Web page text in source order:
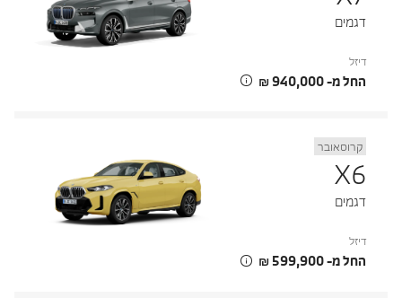
דגמים
דיזל
החל מ- ‏940,000 ‏₪
קרוסאובר
X6
דגמים
דיזל
החל מ- ‏599,900 ‏₪